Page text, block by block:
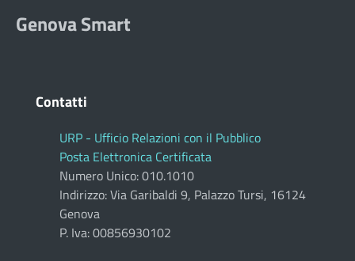
Genova Smart
Contatti
URP - Ufficio Relazioni con il Pubblico
Posta Elettronica Certificata
Numero Unico: 010.1010
Indirizzo: Via Garibaldi 9, Palazzo Tursi, 16124
Genova
P. Iva: 00856930102